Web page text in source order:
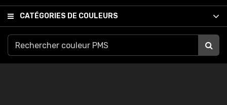
CATÉGORIES DE COULEURS